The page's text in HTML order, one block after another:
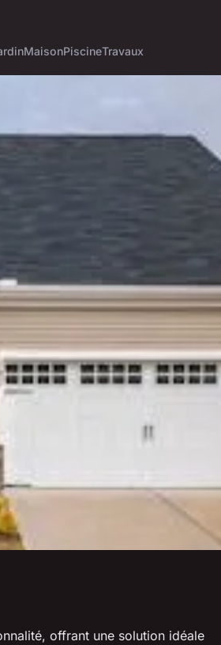
MaisonPiscineTravaux
offrant une solution idéale